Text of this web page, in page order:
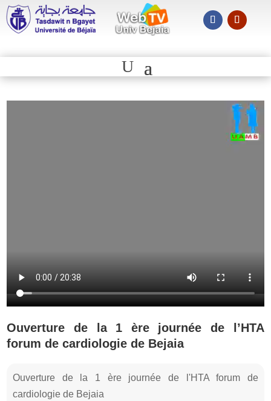
Ouverture de la 1 ère journée de l’HTA
forum de cardiologie de Bejaia
Ouverture de la 1 ère journée de l'HTA forum de
cardiologie de Bejaia